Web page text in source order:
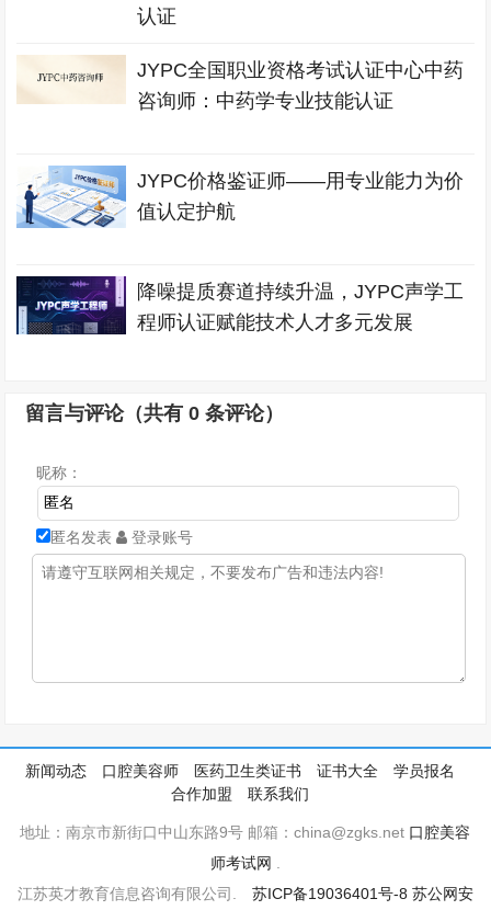
认证
JYPC全国职业资格考试认证中心中药
咨询师：中药学专业技能认证
JYPC价格鉴证师——用专业能力为价
值认定护航
降噪提质赛道持续升温，JYPC声学工
程师认证赋能技术人才多元发展
留言与评论（共有0 条评论）
昵称：
匿名发表 登录账号
新闻动态 口腔美容师 医药卫生类证书 证书大全
学员报名
合作加盟
联系我们
地址：南京市新街口中山东路9号 邮箱：china@zgks.net 口腔美容
师考试网
江苏英才教育信息咨询有限公司. 苏ICP备19036401号-8 苏公网安